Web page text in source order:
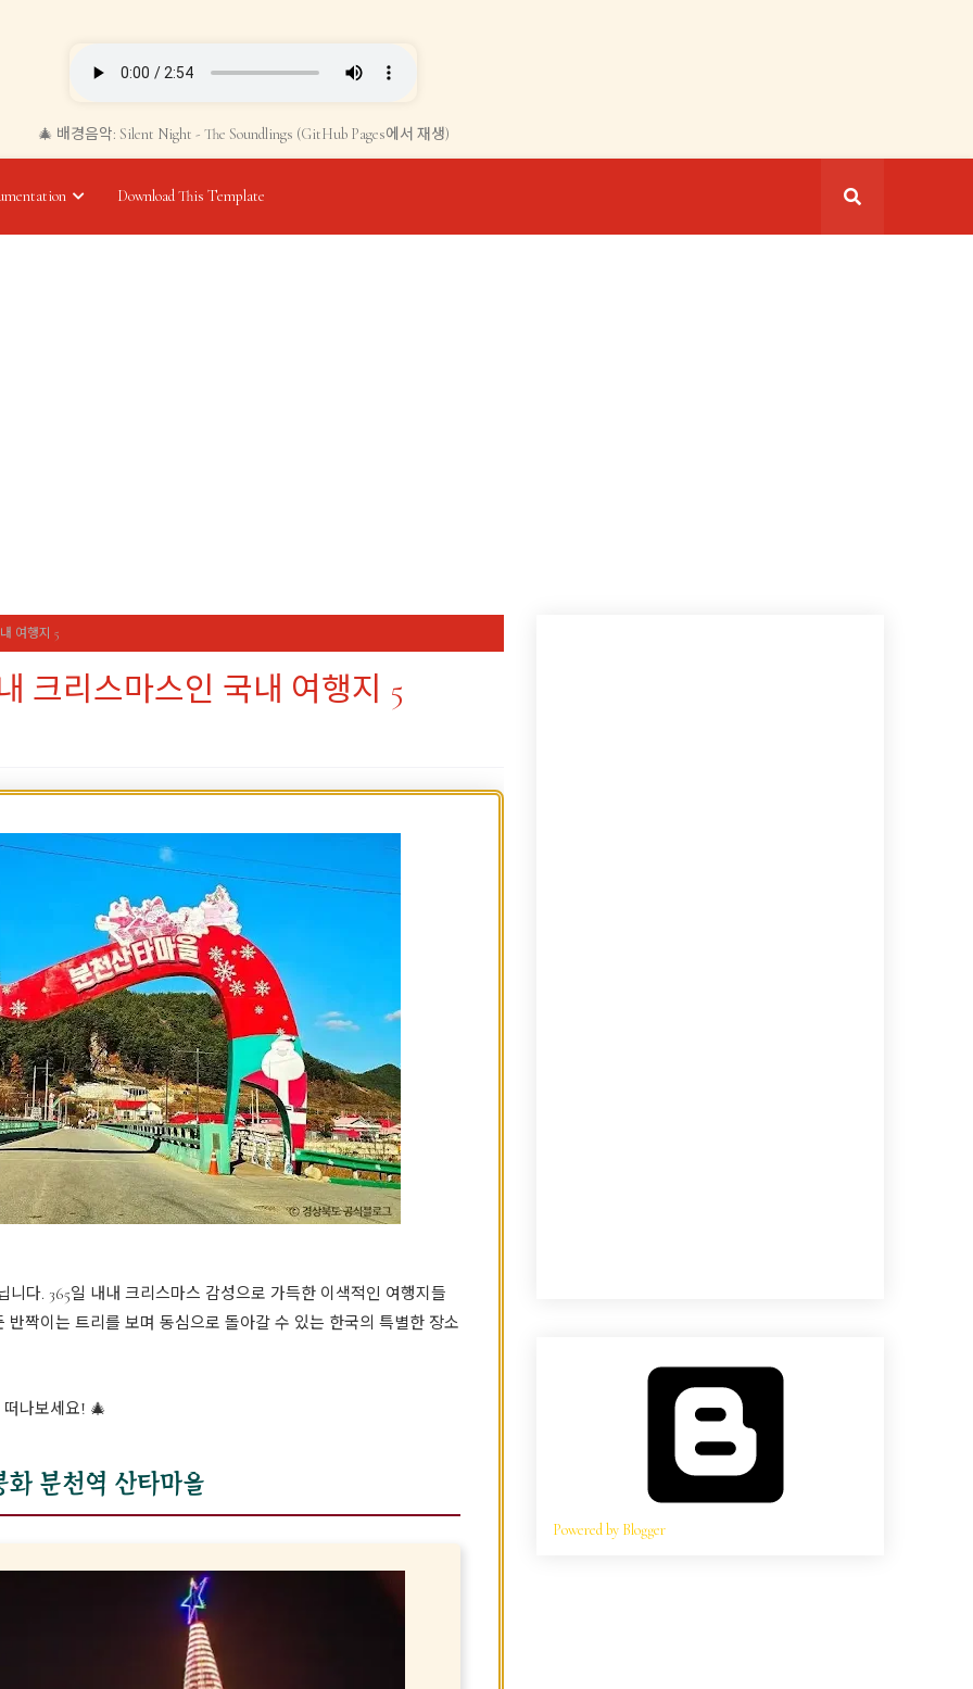
🎄 배경음악: Silent Night - The Soundlings (GitHub Pages에서 재생)
Download This Template
여행지 5
크리스마스인 국내 여행지 5
다. 365일 내내 크리스마스 감성으로 가득한 이색적인 여행지들
짝이는 트리를 보며 동심으로 돌아갈 수 있는 한국의 특별한 장소
나보세요! 🎄
분천역 산타마을
Powered by Blogger